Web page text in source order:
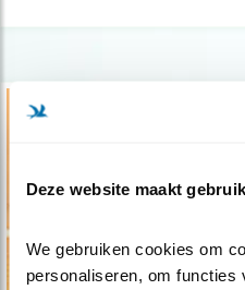
Deze website maakt
We gebruiken cookies om
personaliseren, om functies